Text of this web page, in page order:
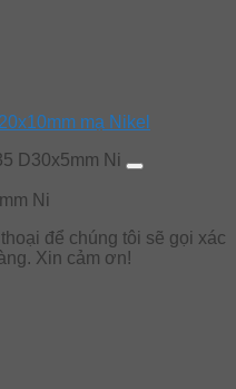
mạ Nikel
D30x5mm Ni
Ni
để chúng tôi sẽ gọi xác
Xin cảm ơn!